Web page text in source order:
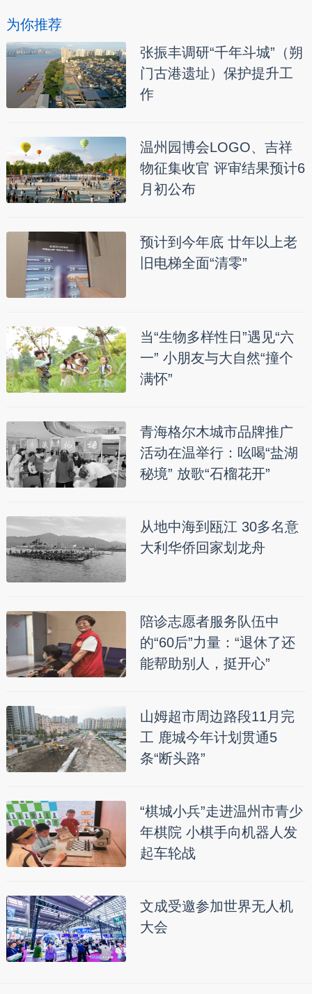
为你推荐
张振丰调研“千年斗城”（朔
门古港遗址）保护提升工
作
温州园博会LOGO、吉祥
物征集收官 评审结果预计6
月初公布
预计到今年底 廿年以上老
旧电梯全面“清零”
当“生物多样性日”遇见“六
一” 小朋友与大自然“撞个
满怀”
青海格尔木城市品牌推广
活动在温举行：吆喝“盐湖
秘境” 放歌“石榴花开”
从地中海到瓯江 30多名意
大利华侨回家划龙舟
陪诊志愿者服务队伍中
的“60后”力量：“退休了还
能帮助别人，挺开心”
山姆超市周边路段11月完
工 鹿城今年计划贯通5
条“断头路”
“棋城小兵”走进温州市青少
年棋院 小棋手向机器人发
起车轮战
文成受邀参加世界无人机
大会